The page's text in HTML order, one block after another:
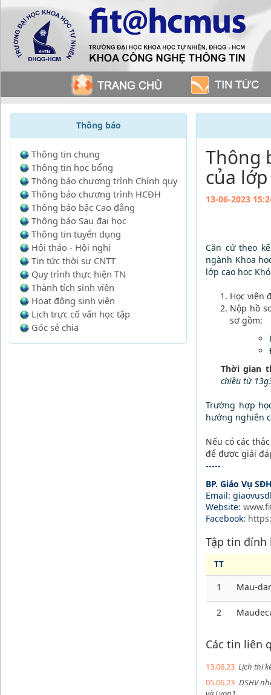
Thông báo
Thông tin chung
Thông tin học bổng
Thông báo chương trình Chính quy
Thông báo chương trình HCĐH
Thông báo bậc Cao đẳng
Thông báo Sau đại học
Thông tin tuyển dụng
Hội thảo - Hội nghị
Tin tức thời sự CNTT
Quy trình thực hiện TN
Thành tích sinh viên
Hoạt động sinh viên
Lịch trực cố vấn học tập
Góc sẻ chia
Thông
của
13-06-2023
Căn cứ theo
ngành Khoa
lớp cao học
Học viên
Nộp hồ
sơ gồm:
Thời gian
chiều từ
Trường hợp
hướng nghiên
Nếu có các
để được giải
-----
BP. Giáo Vụ
Email:
Website:
Facebook:
Tập tin đính
TT
1 Mau-
2
Các tin liên
13.06.23 Lịch thi
05.06.23 DSHV